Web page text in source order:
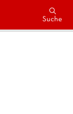
Suche